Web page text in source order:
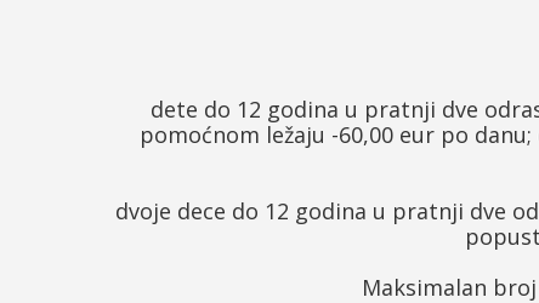
dete do 12 godina u pratnji dve
pomoćnom ležaju -60,00 eur po
dvoje dece do 12 godina u pratnji dve
Maksimalan